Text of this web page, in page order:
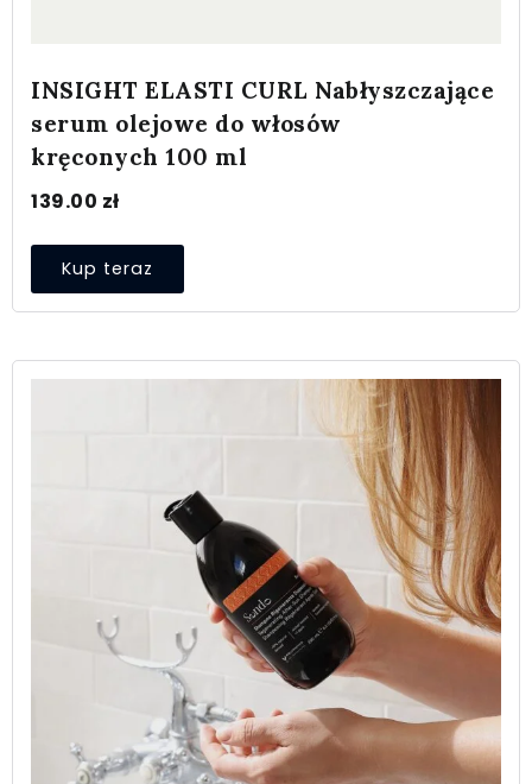
INSIGHT ELASTI CURL Nabłyszczające
serum olejowe do włosów
kręconych 100 ml
139.00 zł
Kup teraz